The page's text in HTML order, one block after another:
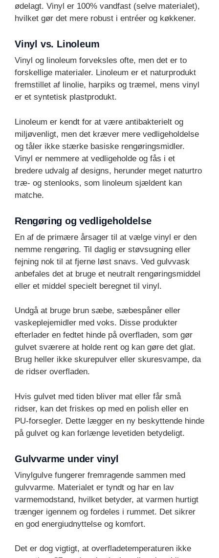
ødelagt. Vinyl er 100% vandfast (selve materialet),
hvilket gør det mere robust i entréer og køkkener.
Vinyl vs. Linoleum
Vinyl og linoleum forveksles ofte, men det er to
forskellige materialer. Linoleum er et naturprodukt
fremstillet af linolie, harpiks og træmel, mens vinyl
er et syntetisk plastprodukt.
Linoleum er kendt for at være antibakterielt og
miljøvenligt, men det kræver mere vedligeholdelse
og tåler ikke stærke basiske rengøringsmidler.
Vinyl er nemmere at vedligeholde og fås i et
bredere udvalg af designs, herunder meget naturtro
træ- og stenlooks, som linoleum sjældent kan
matche.
Rengøring og vedligeholdelse
En af de primære årsager til at vælge vinyl er den
nemme rengøring. Til daglig er støvsugning eller
fejning nok til at fjerne løst snavs. Ved gulvvask
anbefales det at bruge et neutralt rengøringsmiddel
eller et middel specielt beregnet til vinyl.
Undgå at bruge brun sæbe, sæbespåner eller
vaskeplejemidler med voks. Disse produkter
efterlader en fedtet hinde på overfladen, som gør
gulvet sværere at holde rent og kan gøre det glat.
Brug heller ikke skurepulver eller skuresvampe, da
de ridser overfladen.
Hvis gulvet med tiden bliver mat eller får små
ridser, kan det friskes op med en polish eller en
PU-forsegler. Dette lægger en ny beskyttende hinde
på gulvet og kan forlænge levetiden betydeligt.
Gulvvarme under vinyl
Vinylgulve fungerer fremragende sammen med
gulvvarme. Materialet er tyndt og har en lav
varmemodstand, hvilket betyder, at varmen hurtigt
trænger igennem og fordeles i rummet. Det sikrer
en god energiudnyttelse og komfort.
Det er dog vigtigt, at overfladetemperaturen ikke